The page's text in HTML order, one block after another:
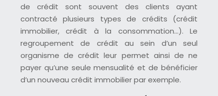
de crédit sont souvent des clients ayant
contracté plusieurs types de crédits (crédit
immobilier, crédit à la consommation…). Le
regroupement de crédit au sein d’un seul
organisme de crédit leur permet ainsi de ne
payer qu’une seule mensualité et de bénéficier
d’un nouveau crédit immobilier par exemple.